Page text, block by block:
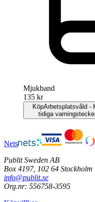
Mjukband
135 kr
KöpArbetsplatsvåld -
tidiga
Nets
Publit Sweden AB
Box 4197, 102 64 Stockholm
info@publit.se
Org.nr: 556758-3595